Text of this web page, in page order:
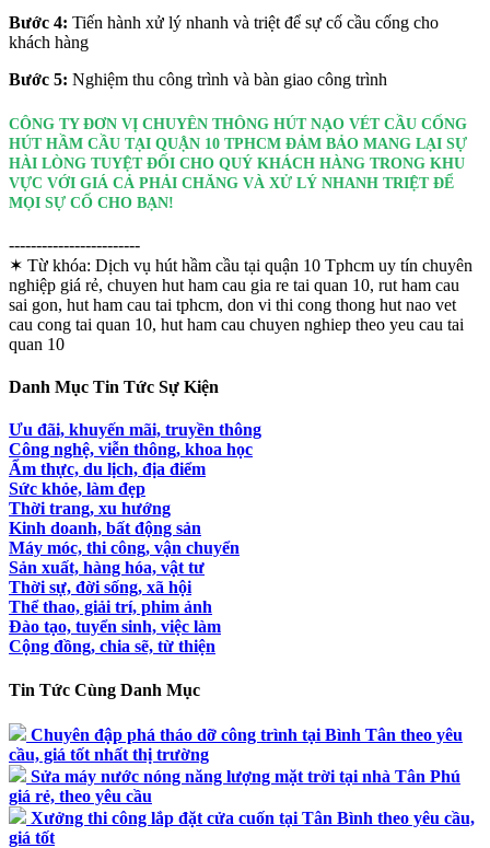
Bước 4: Tiến hành xử lý nhanh và triệt để sự cố cầu cống cho
khách hàng
Bước 5: Nghiệm thu công trình và bàn giao công trình
CÔNG TY ĐƠN VỊ CHUYÊN THÔNG HÚT NẠO VÉT CẦU CỐNG
HÚT HẦM CẦU TẠI QUẬN 10 TPHCM ĐẢM BẢO MANG LẠI SỰ
HÀI LÒNG TUYỆT ĐỐI CHO QUÝ KHÁCH HÀNG TRONG KHU
VỰC VỚI GIÁ CẢ PHẢI CHĂNG VÀ XỬ LÝ NHANH TRIỆT ĐỂ
MỌI SỰ CỐ CHO BẠN!
------------------------
✶ Từ khóa: Dịch vụ hút hầm cầu tại quận 10 Tphcm uy tín chuyên
nghiệp giá rẻ, chuyen hut ham cau gia re tai quan 10, rut ham cau
sai gon, hut ham cau tai tphcm, don vi thi cong thong hut nao vet
cau cong tai quan 10, hut ham cau chuyen nghiep theo yeu cau tai
quan 10
Danh Mục Tin Tức Sự Kiện
Ưu đãi, khuyến mãi, truyền thông
Công nghệ, viễn thông, khoa học
Ẩm thực, du lịch, địa điểm
Sức khỏe, làm đẹp
Thời trang, xu hướng
Kinh doanh, bất động sản
Máy móc, thi công, vận chuyển
Sản xuất, hàng hóa, vật tư
Thời sự, đời sống, xã hội
Thể thao, giải trí, phim ảnh
Đào tạo, tuyển sinh, việc làm
Cộng đồng, chia sẽ, từ thiện
Tin Tức Cùng Danh Mục
Chuyên đập phá tháo dỡ công trình tại Bình Tân theo yêu
cầu, giá tốt nhất thị trường
Sửa máy nước nóng năng lượng mặt trời tại nhà Tân Phú
giá rẻ, theo yêu cầu
Xưởng thi công lắp đặt cửa cuốn tại Tân Bình theo yêu cầu,
giá tốt